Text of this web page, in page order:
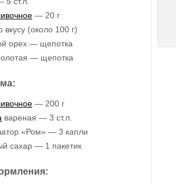
— 20 г
(около 100 г)
орех — щепотка
— щепотка
— 200 г
вареная — 3 ст.л.
«Ром» — 3 капли
сахар — 1 пакетик